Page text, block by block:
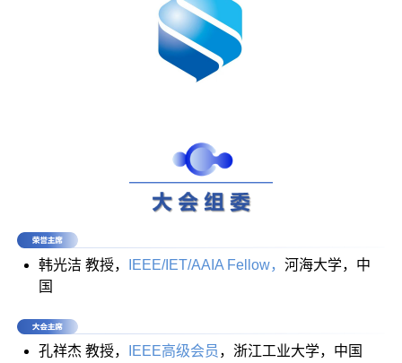
韩光洁 教授， IEEE/IET/AAIA Fellow， 河海大学，中
国
孔祥杰 教授， IEEE高级会员 ，浙江工业大学，中国